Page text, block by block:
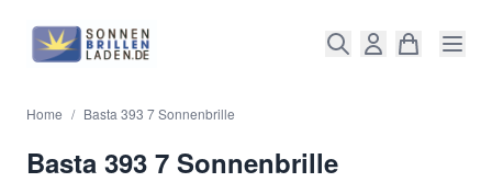
Home / Basta 393 7 Sonnenbrille
Basta 393 7 Sonnenbrille